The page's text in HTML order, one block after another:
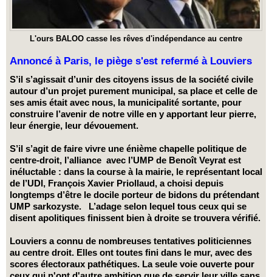
L'ours BALOO casse les rêves d'indépendance au centre
Annoncé à Paris, le piège s'est refermé à Louviers
S’il s’agissait d’unir des citoyens issus de la société civile
autour d’un projet purement municipal, sa place et celle de
ses amis était avec nous, la municipalité sortante, pour
construire l’avenir de notre ville en y apportant leur pierre,
leur énergie, leur dévouement.
S’il s’agit de faire vivre une énième chapelle politique de
centre-droit, l’alliance avec l’UMP de Benoît Veyrat est
inéluctable : dans la course à la mairie, le représentant local
de l’UDI, François Xavier Priollaud, a choisi depuis
longtemps d’être le docile porteur de bidons du prétendant
UMP sarkozyste. L’adage selon lequel tous ceux qui se
disent apolitiques finissent bien à droite se trouvera vérifié.
Louviers a connu de nombreuses tentatives politiciennes
au centre droit. Elles ont toutes fini dans le mur, avec des
scores électoraux pathétiques. La seule voie ouverte pour